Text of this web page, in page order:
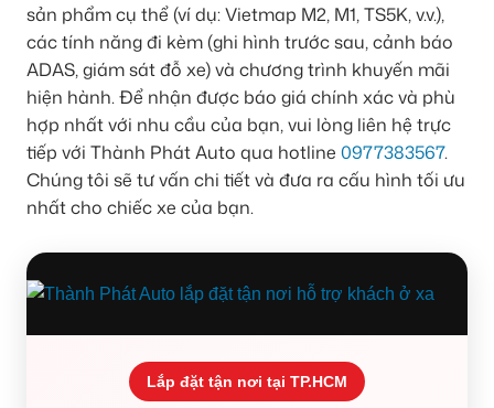
sản phẩm cụ thể (ví dụ: Vietmap M2, M1, TS5K, v.v.),
các tính năng đi kèm (ghi hình trước sau, cảnh báo
ADAS, giám sát đỗ xe) và chương trình khuyến mãi
hiện hành. Để nhận được báo giá chính xác và phù
hợp nhất với nhu cầu của bạn, vui lòng liên hệ trực
tiếp với Thành Phát Auto qua hotline 0977383567.
Chúng tôi sẽ tư vấn chi tiết và đưa ra cấu hình tối ưu
nhất cho chiếc xe của bạn.
Lắp đặt tận nơi tại TP.HCM